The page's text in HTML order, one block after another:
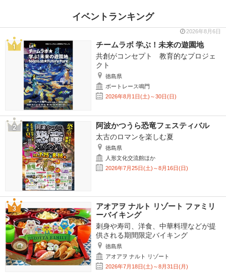
イベントランキング
2026年8月6日
チームラボ 学ぶ！未来の遊園地
共創がコンセプト 教育的なプロジェ
クト
徳島県
ボートレース鳴門
2026年8月1日(土)～30日(日)
阿波かつうら恐竜フェスティバル
太古のロマンを楽しむ夏
徳島県
人形文化交流館ほか
2026年7月25日(土)～8月16日(日)
アオアヲ ナルト リゾート ファミリ
ーバイキング
刺身や寿司、洋食、中華料理などが提
供される期間限定バイキング
徳島県
アオアヲ ナルト リゾート
2026年7月18日(土)～8月31日(月)